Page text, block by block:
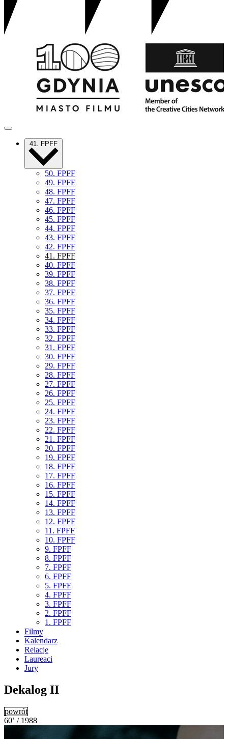
41. FPFF
50. FPFF
49. FPFF
48. FPFF
47. FPFF
46. FPFF
45. FPFF
44. FPFF
43. FPFF
42. FPFF
41. FPFF
40. FPFF
39. FPFF
38. FPFF
37. FPFF
36. FPFF
35. FPFF
34. FPFF
33. FPFF
32. FPFF
31. FPFF
30. FPFF
29. FPFF
28. FPFF
27. FPFF
26. FPFF
25. FPFF
24. FPFF
23. FPFF
22. FPFF
21. FPFF
20. FPFF
19. FPFF
18. FPFF
17. FPFF
16. FPFF
15. FPFF
14. FPFF
13. FPFF
12. FPFF
11. FPFF
10. FPFF
9. FPFF
8. FPFF
7. FPFF
6. FPFF
5. FPFF
4. FPFF
3. FPFF
2. FPFF
1. FPFF
Filmy
Kalendarz
Relacje
Laureaci
Jury
Dekalog II
powrót
60’ / 1988